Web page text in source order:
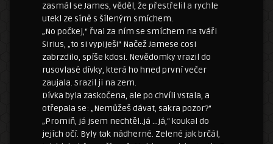
zasmál se James, věděl, že přestřelil a rychle
utekl ze síně s šíleným smíchem.
„No počkej,“ řval za ním se smíchem na tváři
Sirius, „to si vypiješ!“ Načež Jamese cosi
zabrzdilo, spíše kdosi. Nevědomky vrazil do
rusovlasé dívky, která ho hned první večer
zaujala. Srazil ji na zem.
Dívka byla zaskočena, ale po chvíli vstala, a
otřepala se: „Nemůžeš dávat, sakra pozor?“
„Promiň, já jsem nechtěl..já …já,“ koukal do
jejích očí. Byly tak nádherné. Zelené jak brčál,